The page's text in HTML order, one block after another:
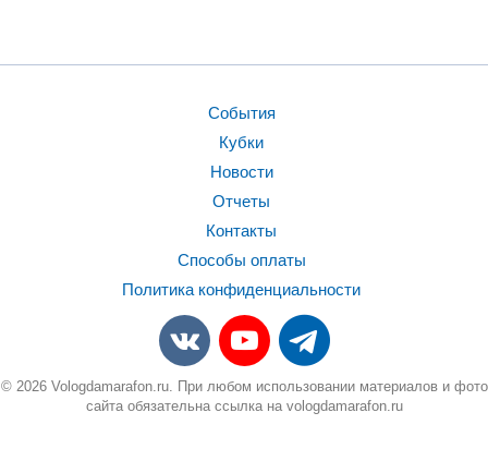
События
Кубки
Новости
Отчеты
Контакты
Способы оплаты
Политика конфиденциальности
© 2026 Vologdamarafon.ru. При любом использовании материалов и фото
сайта обязательна ссылка на vologdamarafon.ru